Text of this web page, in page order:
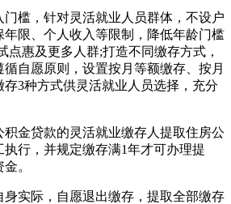
槛，针对灵活就业人员群体，不设户
限、个人收入等限制，降低年龄门槛
点惠及更多人群;打造不同缴存方式，
自愿原则，设置按月等额缴存、按月
存3种方式供灵活就业人员选择，充分
积金贷款的灵活就业缴存人提取住房公
行，并规定缴存满1年才可办理提
。
身实际，自愿退出缴存，提取全部缴存